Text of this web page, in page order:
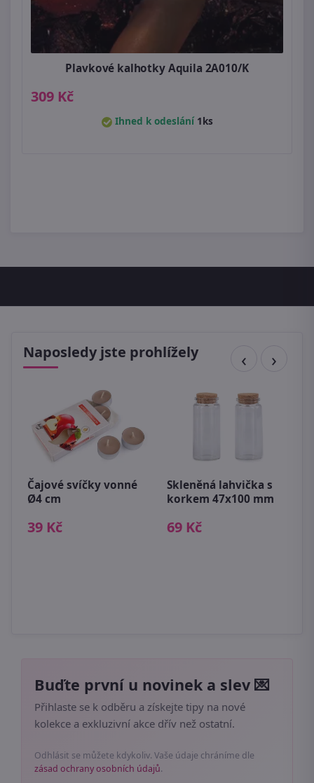
Plavkové kalhotky Aquila 2A010/K
309 Kč
Ihned k odeslání 1ks
Naposledy jste prohlížely
Čajové svíčky vonné
Ø4 cm
39 Kč
Skleněná lahvička s
korkem 47x100 mm
69 Kč
Buďte první u novinek a slev 💌
Přihlaste se k odběru a získejte tipy na nové
kolekce a exkluzivní akce dřív než ostatní.
Odhlásit se můžete kdykoliv. Vaše údaje chráníme dle
zásad ochrany osobních údajů.